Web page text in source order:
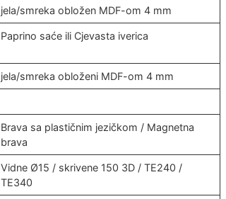
jela/smreka obložen MDF-om 4 mm
Paprino saće ili Cjevasta iverica
jela/smreka obloženi MDF-om 4 mm
Brava sa plastičnim jezičkom / Magnetna
brava
Vidne Ø15 / skrivene 150 3D / TE240 /
TE340